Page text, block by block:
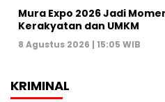
Mura Expo 2026 Jadi
Kerakyatan dan UMKM
8 Agustus 2026 | 15:05 WIB
KRIMINAL